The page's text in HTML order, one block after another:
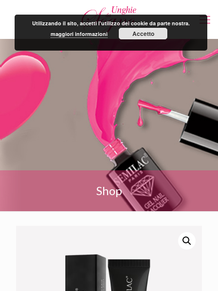
Shop
Utilizzando il sito, accetti l'utilizzo dei cookie da parte nostra.
maggiori informazioni
Accetto